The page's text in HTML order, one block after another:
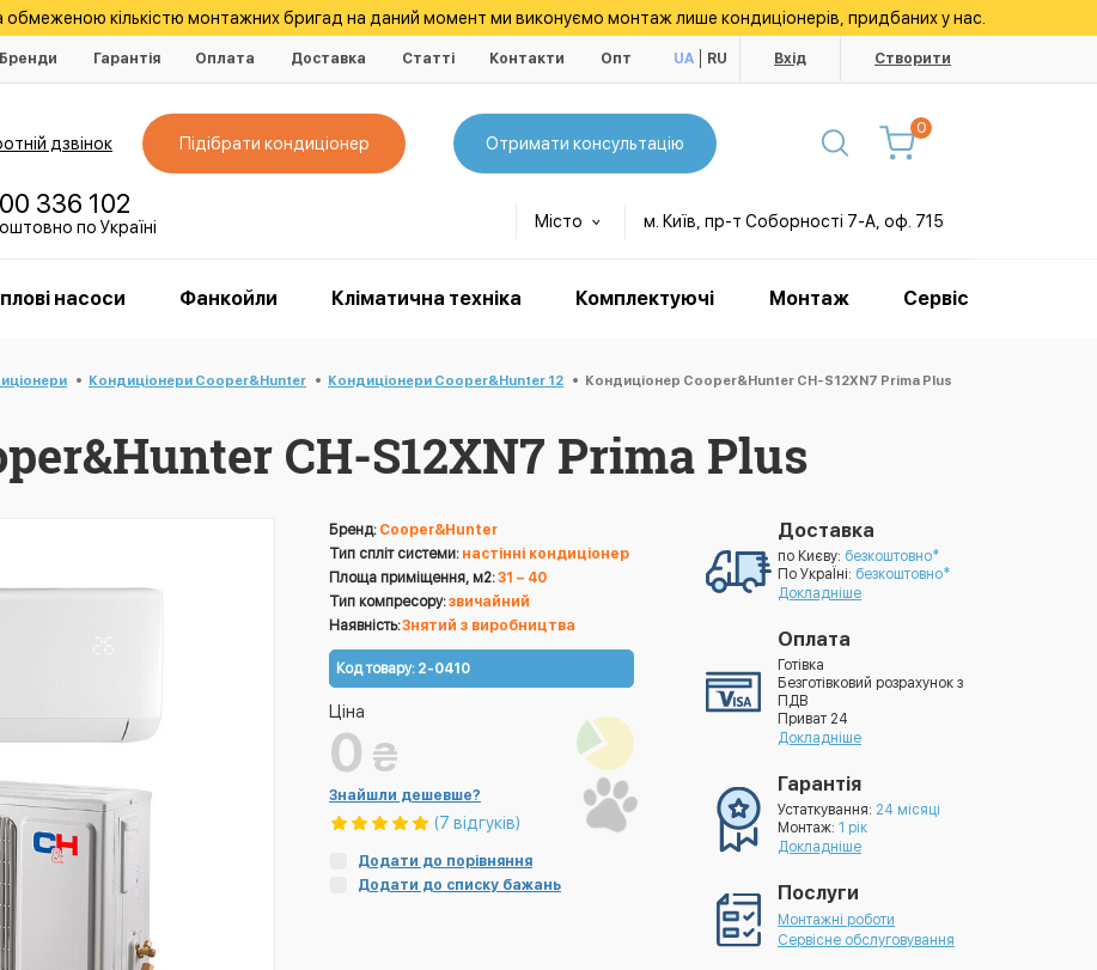
обмеженою кількістю монтажних бригад на даний момент ми виконуємо монтаж лише кондиціонерів, придбаних у нас.
Бренди Гарантія Оплата Доставка Статті Контакти Опт UA RU Вхід Створити
дзвінок Підібрати кондиціонер Отримати консультацію
0
336 102
по Україні Місто м. Київ, пр-т Соборності 7-А, оф. 715
насоси Фанкойли Кліматична техніка Комплектуючі Монтаж Сервіс
Кондиціонери Cooper&Hunter Кондиціонери Cooper&Hunter 12 Кондиціонер Cooper&Hunter CH-S12XN7 Prima Plus
CH-S12XN7 Prima Plus
Бренд: Cooper&Hunter
Тип спліт системи: настінні кондиціонер
Площа приміщення, м2:31 – 40
Тип компресору:звичайний
Наявність:Знятий з виробництва
Код товару: 2-0410
Ціна
0 ₴
Знайшли дешевше?
(7 відгуків)
Додати до порівняння
Додати до списку бажань
Доставка
по Києву: безкоштовно*
По УкраЇні: безкоштовно*
Докладніше
Оплата
Готівка
Безготівковий розрахунок з
ПДВ
Приват 24
Докладніше
Гарантія
Устаткування: 24 місяці
Монтаж: 1 рік
Докладніше
Послуги
Монтажні роботи
Сервісне обслуговування